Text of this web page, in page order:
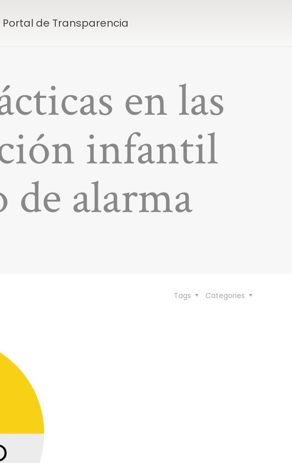
Portal de Transparencia
en las
infantil
de alarma
Categories
Tags